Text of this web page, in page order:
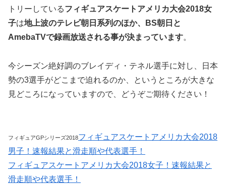
トリーしているフィギュアスケートアメリカ大会2018女
子は地上波のテレビ朝日系列のほか、BS朝日と
AmebaTVで録画放送される事が決まっています。
今シーズン絶好調のブレイディ・テネル選手に対し、日本
勢の3選手がどこまで迫れるのか、というところが大きな
見どころになっていますので、どうぞご期待ください！
フィギュアGPシリーズ2018フィギュアスケートアメリカ大会2018
男子！速報結果と滑走順や代表選手！
フィギュアスケートアメリカ大会2018女子！速報結果と
滑走順や代表選手！